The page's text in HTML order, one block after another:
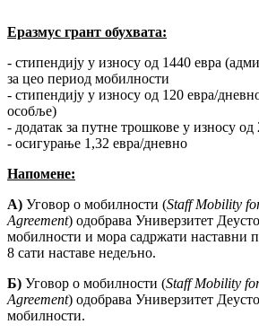
Еразмус грант обухвата:
- стипендију у износу од 1440 евра
за цео период мобилности
- стипендију у износу од 120 евра/
особље)
- додатак за путне трошкове у износу од
- осигурање 1,32 евра/дневно
Напомене:
А) Уговор о мобилности (Staff Mobility
Agreement) одобрава Универзитет
мобилности и мора садржати наставни
8 сати наставе недељно.
Б) Уговор о мобилности (Staff Mobility
Agreement) одобрава Универзитет
мобилности.